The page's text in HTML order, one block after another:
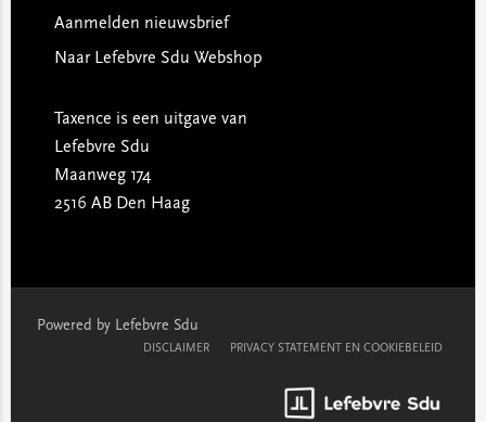
Aanmelden nieuwsbrief
Naar Lefebvre Sdu Webshop
Taxence is een uitgave van
Lefebvre Sdu
Maanweg 174
2516 AB Den Haag
Powered by Lefebvre Sdu
DISCLAIMER PRIVACY STATEMENT EN COOKIEBELEID